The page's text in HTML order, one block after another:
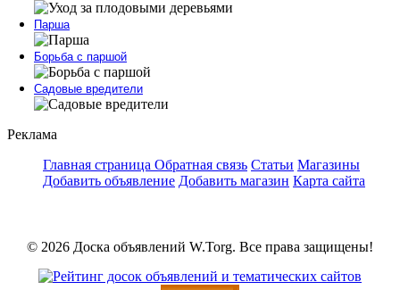
Парша
Борьба с паршой
Садовые вредители
Реклама
Главная страница Обратная связь Статьи Магазины
Добавить объявление Добавить магазин Карта сайта
© 2026 Доска объявлений W.Torg. Все права защищены!